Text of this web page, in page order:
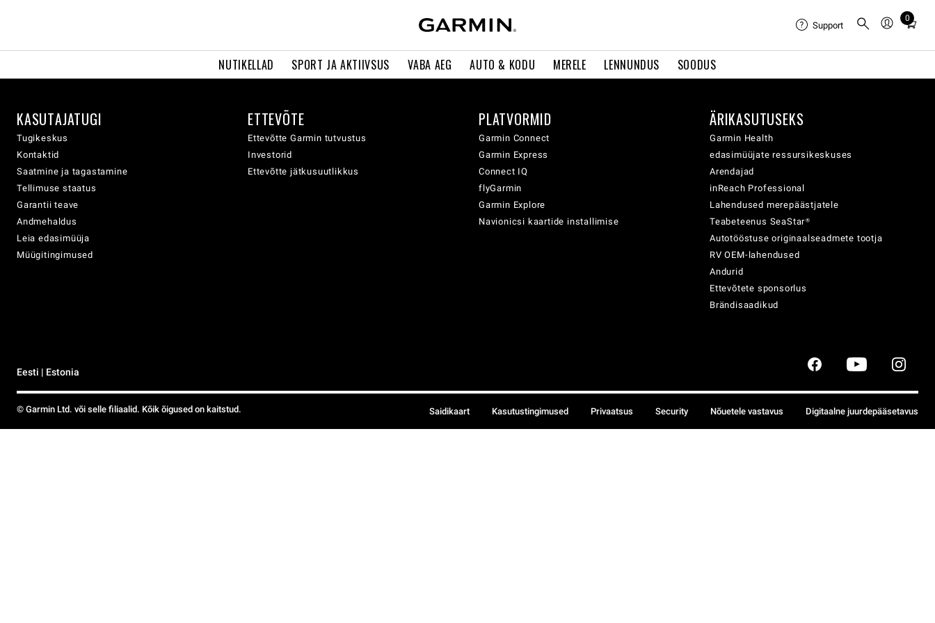
NUTIKELLAD SPORT JA AKTIIVSUS VABA AEG AUTO & KODU MERELE LENNUNDUS SOODUS
Support
0
Total
cart:
KASUTAJATUGI
Tugikeskus
Kontaktid
Saatmine ja tagastamine
Tellimuse staatus
Garantii teave
Andmehaldus
Leia edasimüüja
Müügitingimused
ETTEVÕTE
Ettevõtte Garmin tutvustus
Investorid
Ettevõtte jätkusuutlikkus
PLATVORMID
Garmin Connect
Garmin Express
Connect IQ
flyGarmin
Garmin Explore
Navionicsi kaartide installimise
ÄRIKASUTUSEKS
Garmin Health
edasimüüjate ressursikeskuses
Arendajad
inReach Professional
Lahendused merepäästjatele
Teabeteenus SeaStar®
Autotööstuse originaalseadmete tootja
RV OEM-lahendused
Andurid
Ettevõtete sponsorlus
Brändisaadikud
Eesti | Estonia
© Garmin Ltd. või selle filiaalid. Kõik õigused on kaitstud. Saidikaart Kasutustingimused Privaatsus Security Nõuetele vastavus Digitaalne juurdepääsetavus